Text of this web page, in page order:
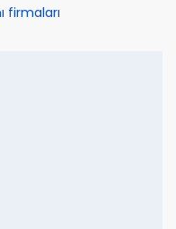
firmaları